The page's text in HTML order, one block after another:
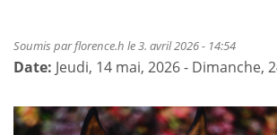
Soumis parflorence.h le 3. avril 2026 - 14:54
Date: Jeudi, 14 mai, 2026- Dimanche,